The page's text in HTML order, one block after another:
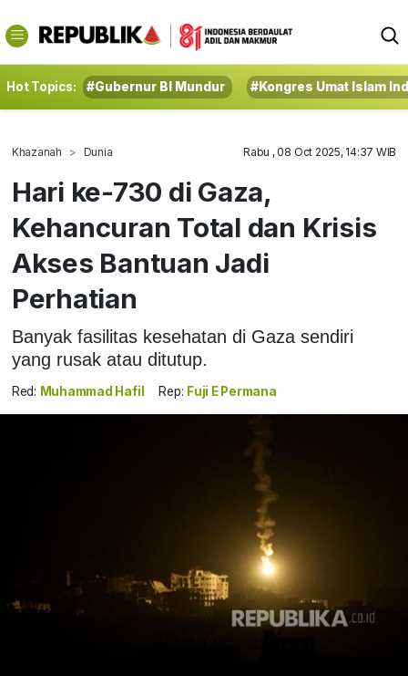
Hot Topics: #Gubernur BI Mundur #Kongres Umat Islam
Khazanah Dunia Rabu , 08 Oct 2025, 14:37 WIB
Hari ke-730 di Gaza,
Kehancuran Total dan Krisis
Akses Bantuan Jadi
Perhatian
Banyak fasilitas kesehatan di Gaza sendiri
yang rusak atau ditutup.
Red: Muhammad Hafil Rep: Fuji E Permana